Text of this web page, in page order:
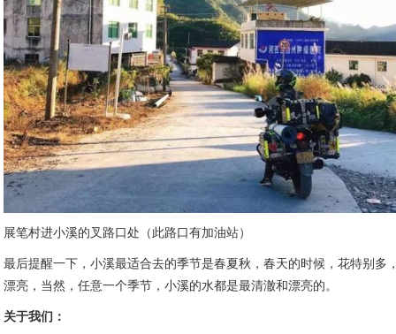
展笔村进小溪的叉路口处（此路口有加油站）
最后提醒一下，小溪最适合去的季节是春夏秋，春天的时候，花特别多
漂亮，当然，任意一个季节，小溪的水都是最清澈和漂亮的。
关于我们：